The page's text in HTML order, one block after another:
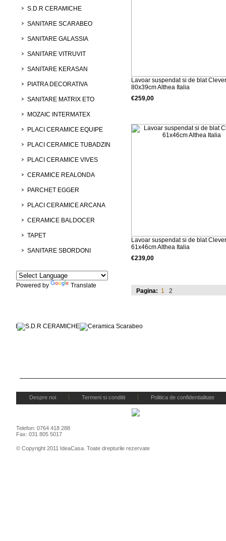
S.D.R CERAMICHE
SANITARE SCARABEO
SANITARE GALASSIA
SANITARE VITRUVIT
SANITARE KERASAN
PIATRA DECORATIVA
SANITARE MATRIX ETO
MOZAIC INTERMATEX
PLACI CERAMICE EQUIPE
PLACI CERAMICE TUBADZIN
PLACI CERAMICE VIVES
CERAMICE REALONDA
PARCHET EGGER
PLACI CERAMICE ARCANA
CERAMICE BALDOCER
TAPET
SANITARE SBORDONI
Powered by Translate
Lavoar suspendat si de blat Clever
80x39cm Althea Italia
€259,00
Lavoar suspendat si de blat Clever
61x46cm Althea Italia
€239,00
Pagina: 1 2
Despre noi Termeni si conditii Politica de confidentialitate
Telefon: 0764 418 288
Fax: 031 805 5017
© Copyright 2011 IdeaCasa. Toate drepturile rezervate